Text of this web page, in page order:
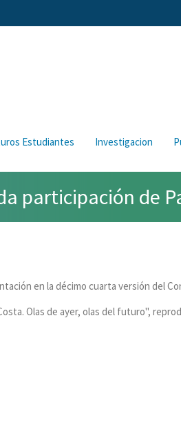
Estudiantes Investigacion
participación de
en la décimo cuarta versión del
Olas de ayer, olas del futuro",